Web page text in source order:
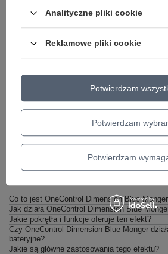
TRIDENT
2 058,97 zł
Pytania innych klientów
Co to jest OneControl Dimension Blue
Jak działa OneControl Dimension Blue
Jakie pokrętła i funkcje oferuje ten efekt?
Czy OneControl Dimension Blue Monger
bateryjne?
Jakie są główne zastosowania tego efektu?
Analityczne pliki cookie
Reklamowe pliki cookie
Potwierdzam
Potwierdzam
Potwierdzam